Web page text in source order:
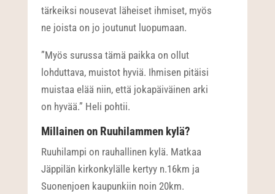
tärkeiksi nousevat läheiset ihmiset, myös
ne joista on jo joutunut luopumaan.
”Myös surussa tämä paikka on ollut
lohduttava, muistot hyviä. Ihmisen pitäisi
muistaa elää niin, että jokapäiväinen arki
on hyvää.” Heli pohtii.
Millainen on Ruuhilammen kylä?
Ruuhilampi on rauhallinen kylä. Matkaa
Jäppilän kirkonkylälle kertyy n.16km ja
Suonenjoen kaupunkiin noin 20km.